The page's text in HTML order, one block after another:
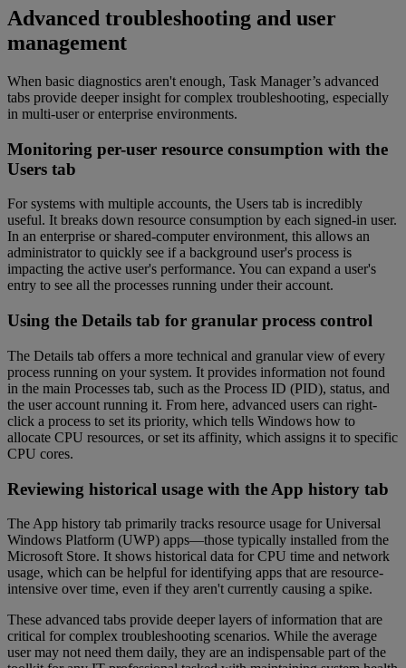
Advanced troubleshooting and user
management
When basic diagnostics aren't enough, Task Manager’s advanced
tabs provide deeper insight for complex troubleshooting, especially
in multi-user or enterprise environments.
Monitoring per-user resource consumption with the
Users tab
For systems with multiple accounts, the Users tab is incredibly
useful. It breaks down resource consumption by each signed-in user.
In an enterprise or shared-computer environment, this allows an
administrator to quickly see if a background user's process is
impacting the active user's performance. You can expand a user's
entry to see all the processes running under their account.
Using the Details tab for granular process control
The Details tab offers a more technical and granular view of every
process running on your system. It provides information not found
in the main Processes tab, such as the Process ID (PID), status, and
the user account running it. From here, advanced users can right-
click a process to set its priority, which tells Windows how to
allocate CPU resources, or set its affinity, which assigns it to specific
CPU cores.
Reviewing historical usage with the App history tab
The App history tab primarily tracks resource usage for Universal
Windows Platform (UWP) apps—those typically installed from the
Microsoft Store. It shows historical data for CPU time and network
usage, which can be helpful for identifying apps that are resource-
intensive over time, even if they aren't currently causing a spike.
These advanced tabs provide deeper layers of information that are
critical for complex troubleshooting scenarios. While the average
user may not need them daily, they are an indispensable part of the